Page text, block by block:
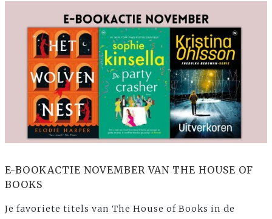
E-BOOKACTIE NOVEMBER VAN THE HOUSE OF
BOOKS
Je favoriete titels van The House of Books in de